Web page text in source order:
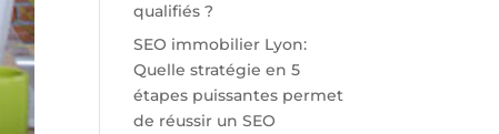
qualifiés ?
SEO immobilier Lyon:
Quelle stratégie en 5
étapes puissantes permet
de réussir un SEO